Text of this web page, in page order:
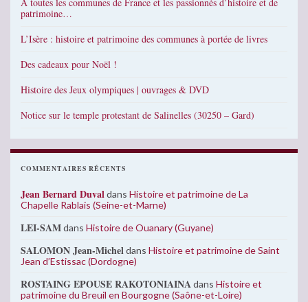
patrimoine…
L’Isère : histoire et patrimoine des communes à portée de livres
Des cadeaux pour Noël !
Histoire des Jeux olympiques | ouvrages & DVD
Notice sur le temple protestant de Salinelles (30250 – Gard)
COMMENTAIRES RÉCENTS
Jean Bernard Duvaldans Histoire et patrimoine de La
Chapelle Rablais (Seine-et-Marne)
LEI-SAMdans Histoire de Ouanary (Guyane)
SALOMON Jean-Micheldans Histoire et patrimoine de Saint
Jean d’Estissac (Dordogne)
ROSTAING EPOUSE RAKOTONIAINAdans Histoire et
patrimoine du Breuil en Bourgogne (Saône-et-Loire)